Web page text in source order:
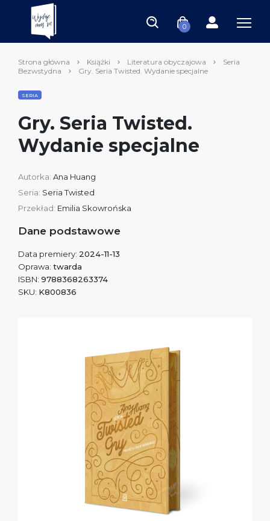
0
Strona główna Książki Literatura obyczajowa
Seria
Bezwstydna
Gry. Seria Twisted. Wydanie specjalne
SERIA
Gry. Seria Twisted.
Wydanie specjalne
Autorka: Ana Huang
Seria: Seria Twisted
Przekład: Emilia Skowrońska
Dane podstawowe
Data premiery: 2024-11-13
Oprawa: twarda
ISBN: 9788368263374
SKU: K800836